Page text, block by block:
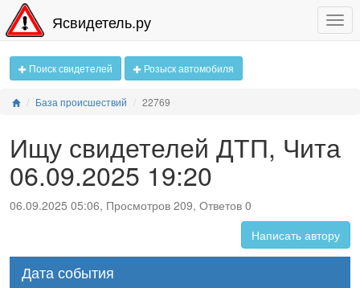
Ясвидетель.ру
Поиск свидетелей Розыск автомобиля
База происшествий 22769
Ищу свидетелей ДТП, Чита
06.09.2025 19:20
06.09.2025 05:06, Просмотров 209, Ответов 0
Написать автору
Дата события